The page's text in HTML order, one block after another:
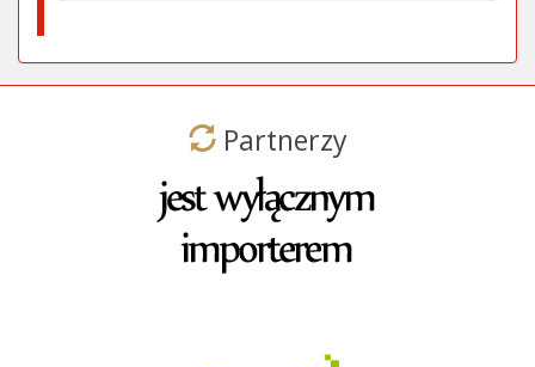
Partnerzy